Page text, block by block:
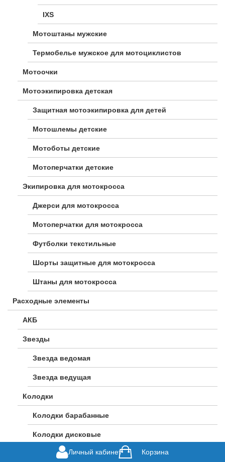
IXS
Мотоштаны мужские
Термобелье мужское для мотоциклистов
Мотоочки
Мотоэкипировка детская
Защитная мотоэкипировка для детей
Мотошлемы детские
Мотоботы детские
Мотоперчатки детские
Экипировка для мотокросса
Джерси для мотокросса
Мотоперчатки для мотокросса
Футболки текстильные
Шорты защитные для мотокросса
Штаны для мотокросса
Расходные элементы
АКБ
Звезды
Звезда ведомая
Звезда ведущая
Колодки
Колодки барабанные
Колодки дисковые
Личный кабинет Корзина